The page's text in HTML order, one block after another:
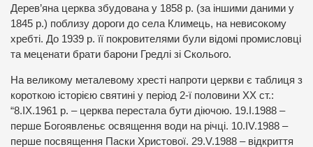
Дерев’яна церква збудована у 1858 р. (за іншими даними у
1845 р.) поблизу дороги до села Климець, на невисокому
хребті. До 1939 р. її покровителями були відомі промисловці
та меценати брати барони Гредлі зі Сколього.
На великому металевому хресті напроти церкви є таблиця з
короткою історією святині у період 2-ї половини ХХ ст.:
“8.ІХ.1961 р. – церква перестала бути діючою. 19.І.1988 –
перше Богоявленьє освящення води на річці. 10.IV.1988 –
перше посвящення Паски Христової. 29.V.1988 – відкриття